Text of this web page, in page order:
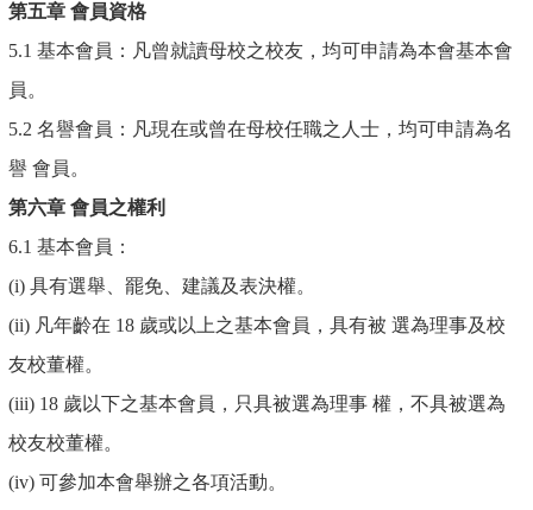
第五章 會員資格
5.1 基本會員：凡曾就讀母校之校友，均可申請為本會基本會
員。
5.2 名譽會員：凡現在或曾在母校任職之人士，均可申請為名
譽 會員。
第六章 會員之權利
6.1 基本會員：
(i) 具有選舉、罷免、建議及表決權。
(ii) 凡年齡在 18 歲或以上之基本會員，具有被 選為理事及校
友校董權。
(iii) 18 歲以下之基本會員，只具被選為理事 權，不具被選為
校友校董權。
(iv) 可參加本會舉辦之各項活動。